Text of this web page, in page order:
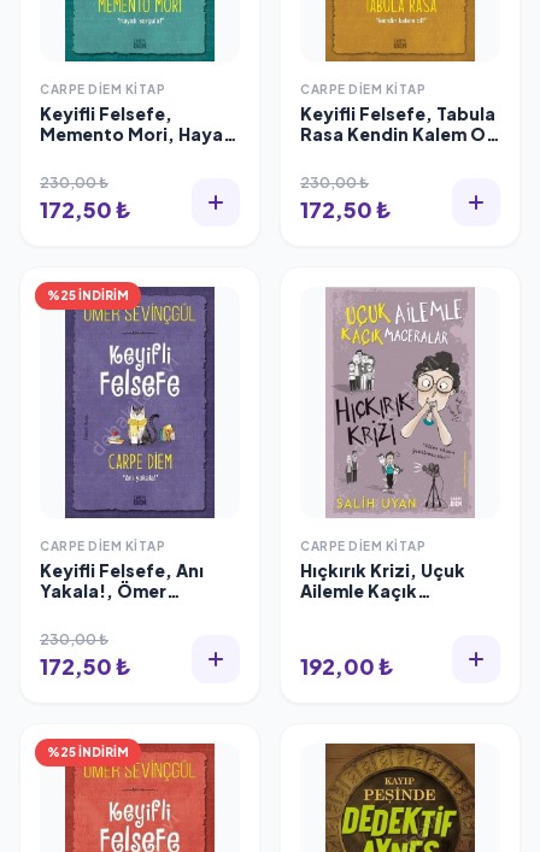
CARPE DIEM KITAP
Keyifli Felsefe,
Memento Mori, Hayatı
Sevinçgül
230,00 ₺
172,50 ₺
CARPE DIEM KITAP
Keyifli Felsefe, Tabula
Rasa Kendin Kalem Ol,
230,00 ₺
172,50 ₺
%25 İNDİRİM
CARPE DIEM KITAP
Keyifli Felsefe, Anı
Yakala!, Ömer
230,00 ₺
172,50 ₺
CARPE DIEM KITAP
Hıçkırık Krizi, Uçuk
Ailemle Kaçık
192,00 ₺
%25 İNDİRİM